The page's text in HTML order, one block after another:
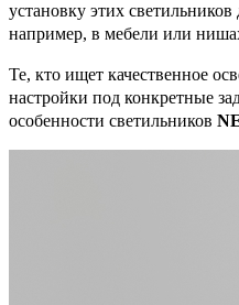
установку этих
например, в мебели или
Те, кто ищет качественное
настройки под конкретные
особенности светильников